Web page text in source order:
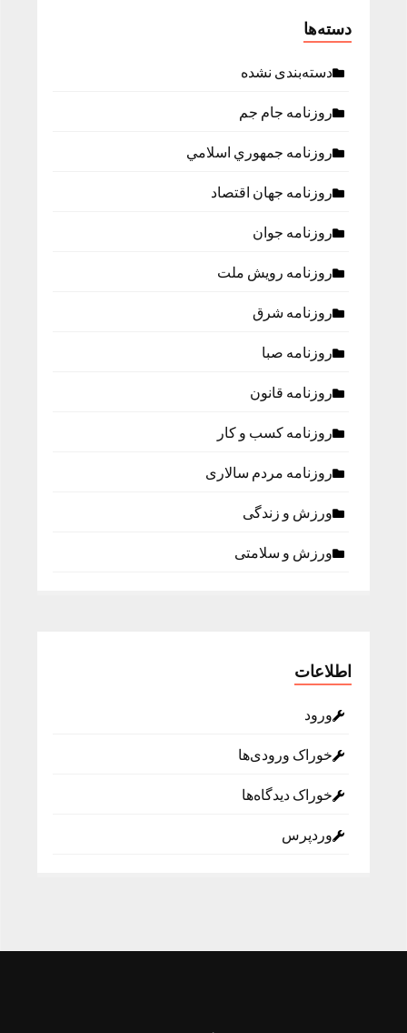
دسته‌ها
دسته‌بندی نشده
روزنامه جام جم
روزنامه جمهوري اسلامي
روزنامه جهان اقتصاد
روزنامه جوان
روزنامه رویش ملت
روزنامه شرق
روزنامه صبا
روزنامه قانون
روزنامه كسب و كار
روزنامه مردم سالاری
ورزش و زندگی
ورزش و سلامتی
اطلاعات
ورود
خوراک ورودی‌ها
خوراک دیدگاه‌ها
وردپرس